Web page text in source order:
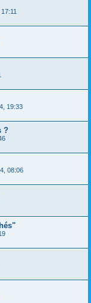
19:33
?
08:06